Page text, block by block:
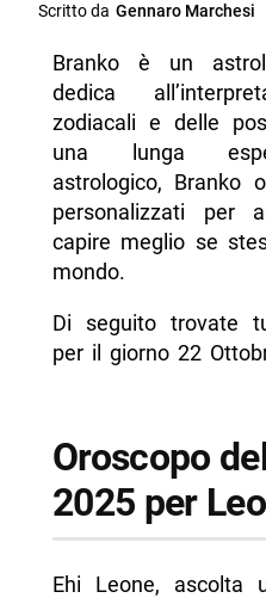
Scritto da Gennaro Marchesi
Branko è un
dedica
zodiacali e delle
una lunga
astrologico, Branko
personalizzati per
capire meglio se
mondo.
Di seguito trovate
per il giorno 22
Oroscopo
2025 per
Ehi Leone, ascolta